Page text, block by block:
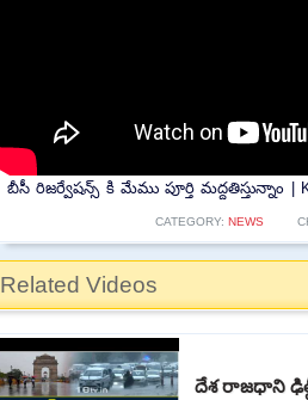
బీసీ రిజర్వేషన్స్ కి మేము పూర్తి మద్దతిస్తున్నాం |
CATEGORY: NEWS
Related Videos
దేశ రాజధాని